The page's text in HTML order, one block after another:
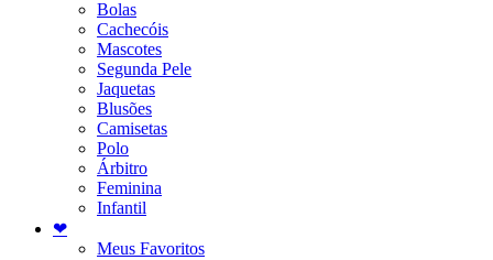
Bolas
Cachecóis
Mascotes
Segunda Pele
Jaquetas
Blusões
Camisetas
Polo
Árbitro
Feminina
Infantil
❤
Meus Favoritos